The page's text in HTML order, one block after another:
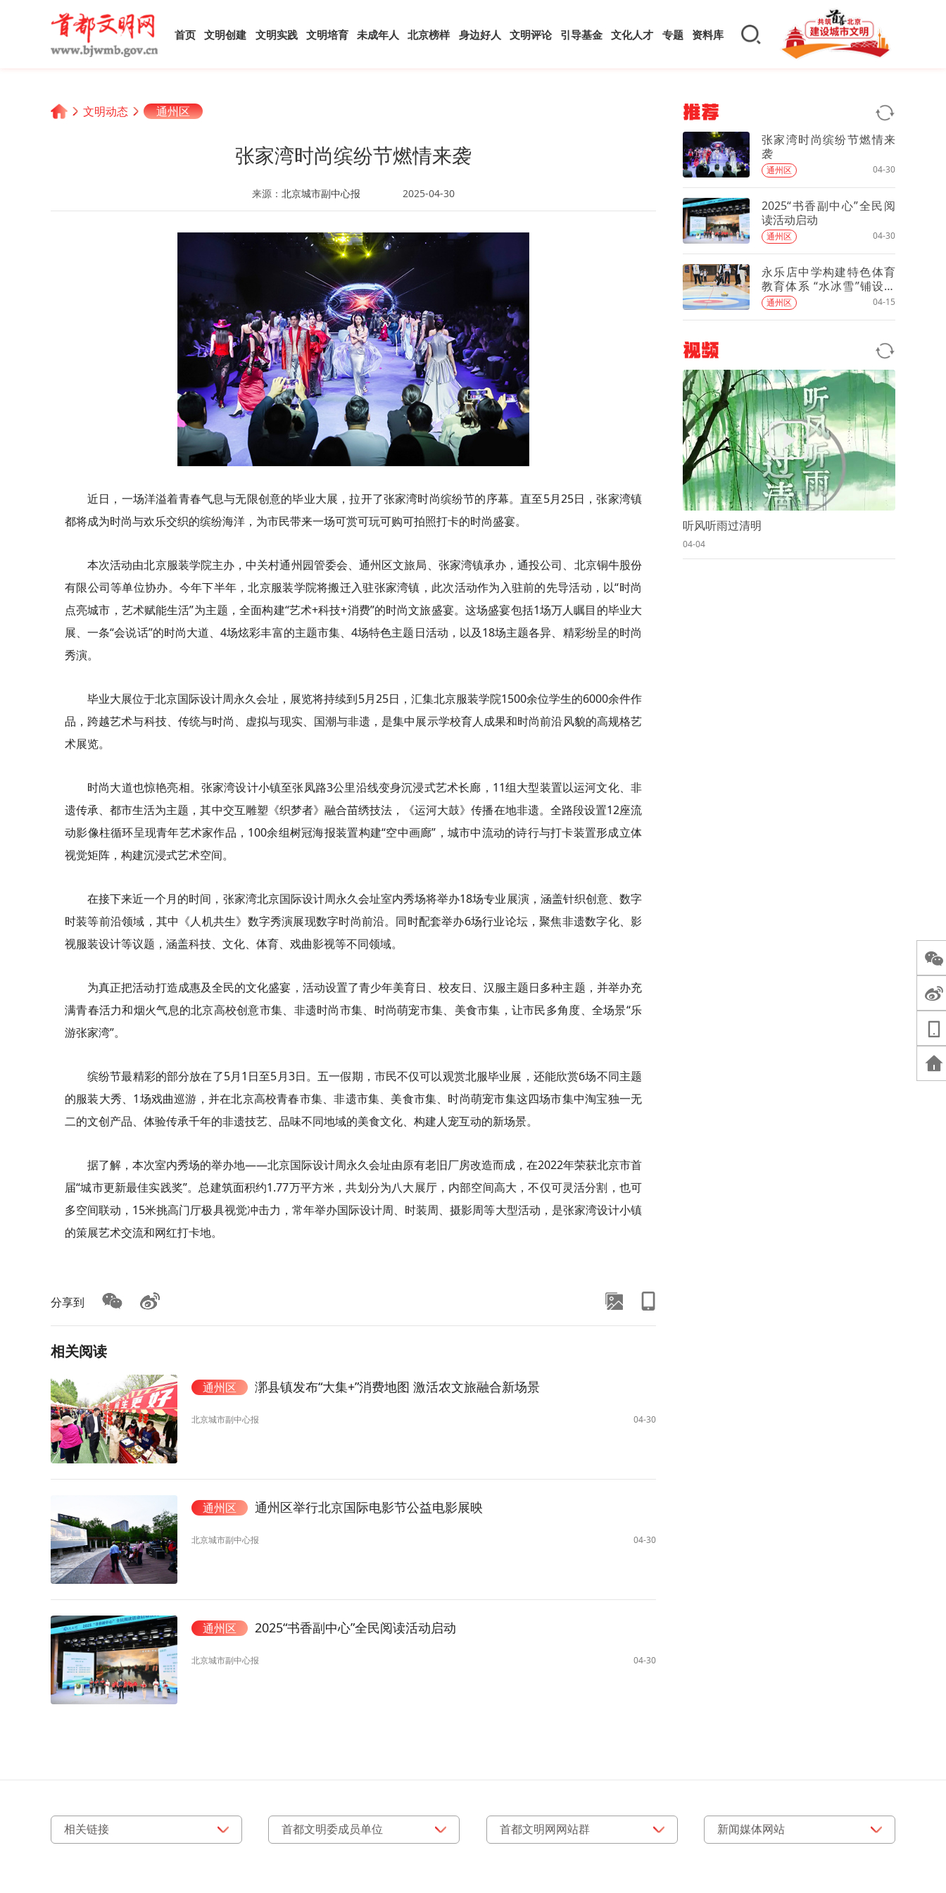
首页 文明创建 文明实践 文明培育 未成年人 北京榜样 身边好人 文明评论 引导基金 文化人才 专题 资料库
文明动态 通州区
张家湾时尚缤纷节燃情来袭
来源： 北京城市副中心报 2025-04-30
近日，一场洋溢着青春气息与无限创意的毕业大展，拉开了张家湾时尚缤纷节的序幕。直至5月25日，张家湾镇
都将成为时尚与欢乐交织的缤纷海洋，为市民带来一场可赏可玩可购可拍照打卡的时尚盛宴。
本次活动由北京服装学院主办，中关村通州园管委会、通州区文旅局、张家湾镇承办，通投公司、北京铜牛股份
有限公司等单位协办。今年下半年，北京服装学院将搬迁入驻张家湾镇，此次活动作为入驻前的先导活动，以“时尚
点亮城市，艺术赋能生活”为主题，全面构建“艺术+科技+消费”的时尚文旅盛宴。这场盛宴包括1场万人瞩目的毕业大
展、一条“会说话”的时尚大道、4场炫彩丰富的主题市集、4场特色主题日活动，以及18场主题各异、精彩纷呈的时尚
秀演。
毕业大展位于北京国际设计周永久会址，展览将持续到5月25日，汇集北京服装学院1500余位学生的6000余件作
品，跨越艺术与科技、传统与时尚、虚拟与现实、国潮与非遗，是集中展示学校育人成果和时尚前沿风貌的高规格艺
术展览。
时尚大道也惊艳亮相。张家湾设计小镇至张凤路3公里沿线变身沉浸式艺术长廊，11组大型装置以运河文化、非
遗传承、都市生活为主题，其中交互雕塑《织梦者》融合苗绣技法，《运河大鼓》传播在地非遗。全路段设置12座流
动影像柱循环呈现青年艺术家作品，100余组树冠海报装置构建“空中画廊”，城市中流动的诗行与打卡装置形成立体
视觉矩阵，构建沉浸式艺术空间。
在接下来近一个月的时间，张家湾北京国际设计周永久会址室内秀场将举办18场专业展演，涵盖针织创意、数字
时装等前沿领域，其中《人机共生》数字秀演展现数字时尚前沿。同时配套举办6场行业论坛，聚焦非遗数字化、影
视服装设计等议题，涵盖科技、文化、体育、戏曲影视等不同领域。
为真正把活动打造成惠及全民的文化盛宴，活动设置了青少年美育日、校友日、汉服主题日多种主题，并举办充
满青春活力和烟火气息的北京高校创意市集、非遗时尚市集、时尚萌宠市集、美食市集，让市民多角度、全场景“乐
游张家湾”。
缤纷节最精彩的部分放在了5月1日至5月3日。五一假期，市民不仅可以观赏北服毕业展，还能欣赏6场不同主题
的服装大秀、1场戏曲巡游，并在北京高校青春市集、非遗市集、美食市集、时尚萌宠市集这四场市集中淘宝独一无
二的文创产品、体验传承千年的非遗技艺、品味不同地域的美食文化、构建人宠互动的新场景。
据了解，本次室内秀场的举办地——北京国际设计周永久会址由原有老旧厂房改造而成，在2022年荣获北京市首
届“城市更新最佳实践奖”。总建筑面积约1.77万平方米，共划分为八大展厅，内部空间高大，不仅可灵活分割，也可
多空间联动，15米挑高门厅极具视觉冲击力，常年举办国际设计周、时装周、摄影周等大型活动，是张家湾设计小镇
的策展艺术交流和网红打卡地。
分享到
相关阅读
通州区 漷县镇发布“大集+”消费地图 激活农文旅融合新场景
北京城市副中心报 04-30
通州区 通州区举行北京国际电影节公益电影展映
北京城市副中心报 04-30
通州区 2025“书香副中心”全民阅读活动启动
北京城市副中心报 04-30
推荐
张家湾时尚缤纷节燃情来
袭
通州区 04-30
2025“书香副中心”全民阅
读活动启动
通州区 04-30
永乐店中学构建特色体育
教育体系 “水冰雪”铺设学
生健康成长通道
通州区 04-15
视频
听风听雨过清明
04-04